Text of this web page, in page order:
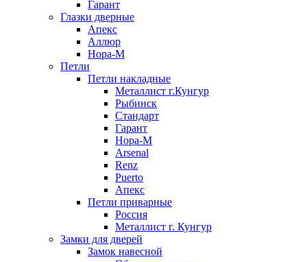
Гарант
Глазки дверные
Апекс
Аллюр
Нора-М
Петли
Петли накладные
Металлист г.Кунгур
Рыбинск
Стандарт
Гарант
Нора-М
Arsenal
Renz
Puerto
Апекс
Петли приварные
Россия
Металлист г. Кунгур
Замки для дверей
Замок навесной